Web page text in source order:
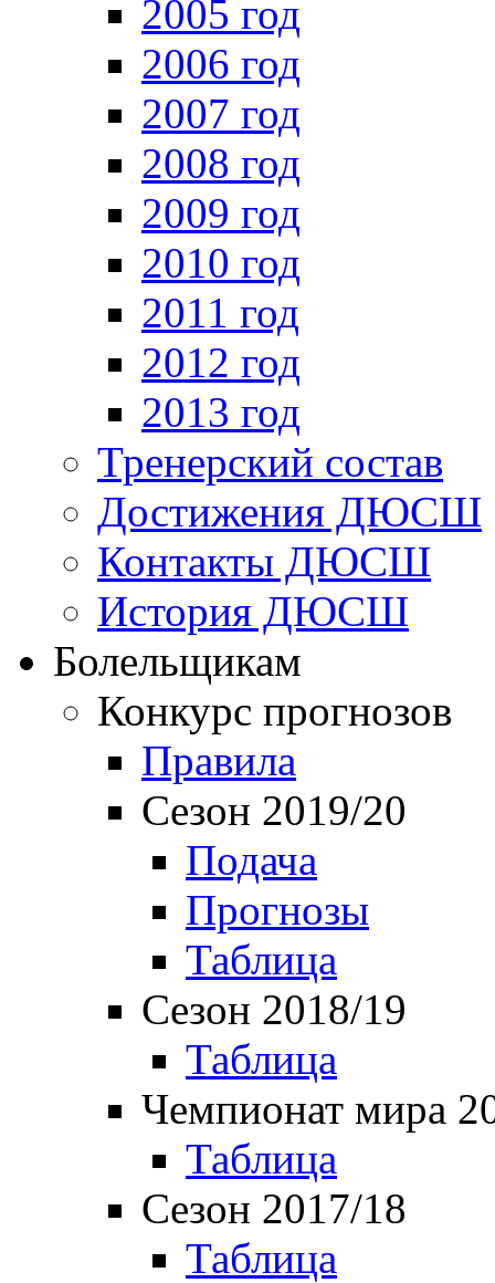
2005 год
2006 год
2007 год
2008 год
2009 год
2010 год
2011 год
2012 год
2013 год
Тренерский состав
Достижения ДЮСШ
Контакты ДЮСШ
История ДЮСШ
Болельщикам
Конкурс прогнозов
Правила
Сезон 2019/20
Подача
Прогнозы
Таблица
Сезон 2018/19
Таблица
Чемпионат мира
Таблица
Сезон 2017/18
Таблица